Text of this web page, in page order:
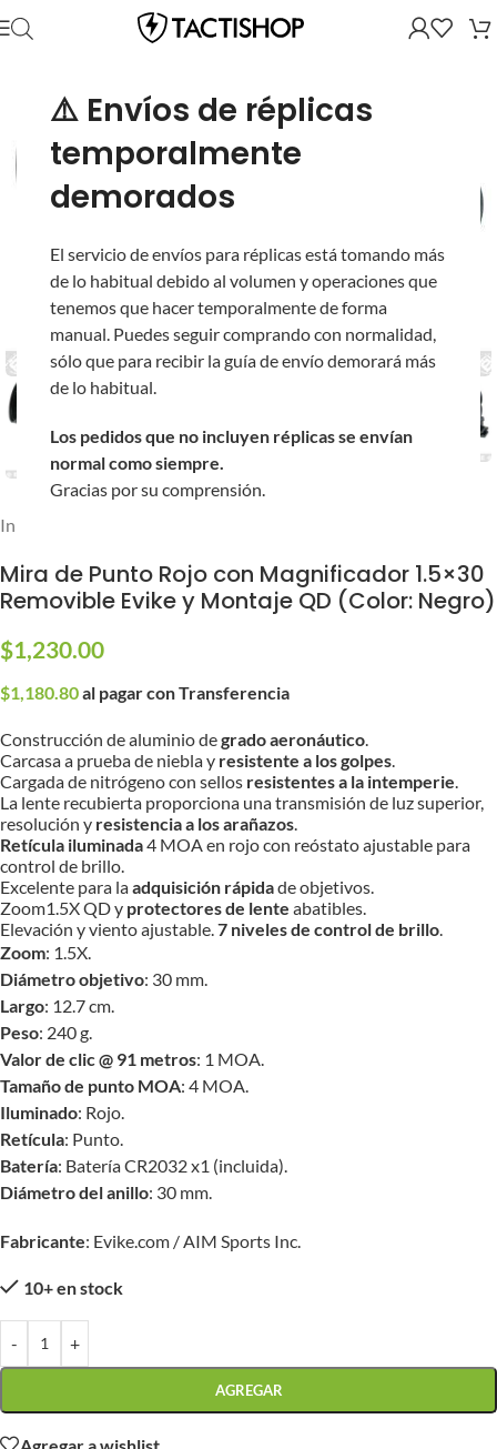
⚠️ Envíos de réplicas
temporalmente
demorados
El servicio de envíos para réplicas está tomando más
de lo habitual debido al volumen y operaciones que
tenemos que hacer temporalmente de forma
manual. Puedes seguir comprando con normalidad,
sólo que para recibir la guía de envío demorará más
de lo habitual.
Los pedidos que no incluyen réplicas se envían
normal como siempre.
Gracias por su comprensión.
Inicio
Mira de Punto Rojo con Magnificador 1.5×30
Removible Evike y Montaje QD (Color: Negro)
$1,230.00
$1,180.80al pagar con Transferencia
Construcción de aluminio degrado aeronáutico.
Carcasa a prueba de niebla y resistente a los golpes.
Cargada de nitrógeno con sellos resistentes a la intemperie.
La lente recubierta proporciona una transmisión de luz superior,
resolución y resistencia a los arañazos.
Retícula iluminada4 MOA en rojo con reóstato ajustable para
control de brillo.
Excelente para laadquisición rápidade objetivos.
Zoom1.5X QD y protectores de lente abatibles.
Elevación y viento ajustable.7 niveles de control de brillo.
Zoom: 1.5X.
Diámetro objetivo: 30 mm.
Largo: 12.7 cm.
Peso: 240 g.
Valor de clic @ 91 metros: 1 MOA.
Tamaño de punto MOA: 4 MOA.
Iluminado: Rojo.
Retícula: Punto.
Batería: Batería CR2032 x1 (incluida).
Diámetro del anillo: 30 mm.
Fabricante: Evike.com / AIM Sports Inc.
10+ en stock
- +
AGREGAR
Agregar a wishlist